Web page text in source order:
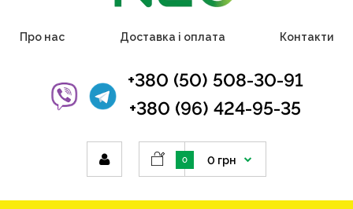
Про нас Доставка і оплата Контакти
+380 (50) 508-30-91
+380 (96) 424-95-35
0 0 грн